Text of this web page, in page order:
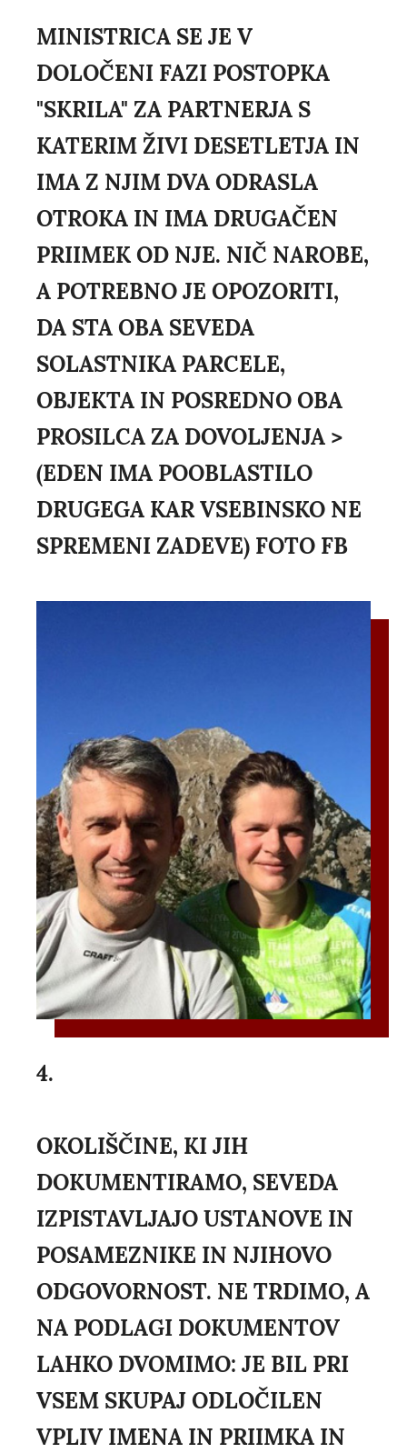
MINISTRICA SE JE V
DOLOČENI FAZI POSTOPKA
"SKRILA" ZA PARTNERJA S
KATERIM ŽIVI DESETLETJA IN
IMA Z NJIM DVA ODRASLA
OTROKA IN IMA DRUGAČEN
PRIIMEK OD NJE. NIČ NAROBE,
A POTREBNO JE OPOZORITI,
DA STA OBA SEVEDA
SOLASTNIKA PARCELE,
OBJEKTA IN POSREDNO OBA
PROSILCA ZA DOVOLJENJA >
(EDEN IMA POOBLASTILO
DRUGEGA KAR VSEBINSKO NE
SPREMENI ZADEVE) FOTO FB
4.
OKOLIŠČINE, KI JIH
DOKUMENTIRAMO, SEVEDA
IZPISTAVLJAJO USTANOVE IN
POSAMEZNIKE IN NJIHOVO
ODGOVORNOST. NE TRDIMO, A
NA PODLAGI DOKUMENTOV
LAHKO DVOMIMO: JE BIL PRI
VSEM SKUPAJ ODLOČILEN
VPLIV IMENA IN PRIIMKA IN